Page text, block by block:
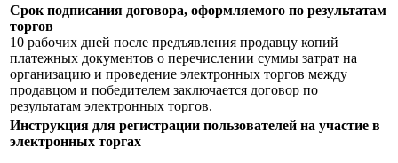
Срок подписания договора, оформляемого по результатам
торгов
10 рабочих дней после предъявления продавцу копий
платежных документов о перечислении суммы затрат на
организацию и проведение электронных торгов между
продавцом и победителем заключается договор по
результатам электронных торгов.
Инструкция для регистрации пользователей на участие в
электронных торгах